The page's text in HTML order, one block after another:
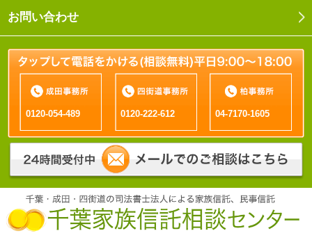
お問い合わせ
0120-054-489 0120-222-612 04-7170-1605